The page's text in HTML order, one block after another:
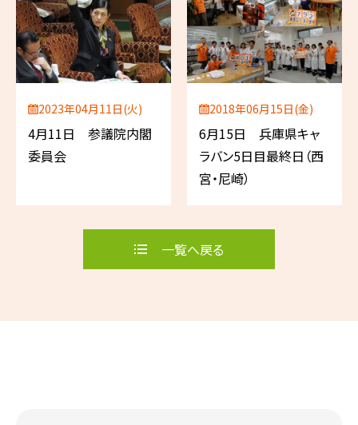
2023年04月11日(火)
4月11日 参議院内閣
委員会
2018年06月15日(金)
6月15日 兵庫県キャ
ラバン5日目最終日（西
宮・尼崎）
一覧へ戻る